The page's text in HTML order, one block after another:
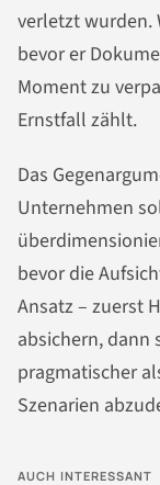
verletzt wurden.
bevor er
Moment zu
Ernstfall zählt.
Das
Unternehmen
bevor die
Ansatz – zuerst
absichern, dann
pragmatischer
Szenarien
AUCH INTERESSANT